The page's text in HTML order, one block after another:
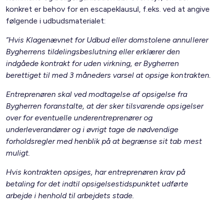
konkret er behov for en escapeklausul, f.eks. ved at angive
følgende i udbudsmaterialet:
”Hvis Klagenævnet for Udbud eller domstolene annullerer
Bygherrens tildelingsbeslutning eller erklærer den
indgåede kontrakt for uden virkning, er Bygherren
berettiget til med 3 måneders varsel at opsige kontrakten.
Entreprenøren skal ved modtagelse af opsigelse fra
Bygherren foranstalte, at der sker tilsvarende opsigelser
over for eventuelle underentreprenører og
underleverandører og i øvrigt tage de nødvendige
forholdsregler med henblik på at begrænse sit tab mest
muligt.
Hvis kontrakten opsiges, har entreprenøren krav på
betaling for det indtil opsigelsestidspunktet udførte
arbejde i henhold til arbejdets stade.